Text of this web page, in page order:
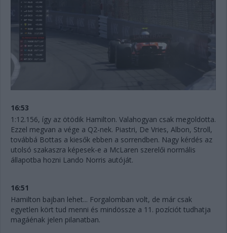
16:53
1:12.156, így az ötödik Hamilton. Valahogyan csak megoldotta.
Ezzel megvan a vége a Q2-nek. Piastri, De Vries, Albon, Stroll,
továbbá Bottas a kiesők ebben a sorrendben. Nagy kérdés az
utolsó szakaszra képesek-e a McLaren szerelői normális
állapotba hozni Lando Norris autóját.
16:51
Hamilton bajban lehet... Forgalomban volt, de már csak
egyetlen kört tud menni és mindössze a 11. pozíciót tudhatja
magáénak jelen pilanatban.